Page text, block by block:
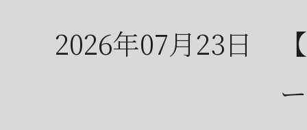
2026年07月23日